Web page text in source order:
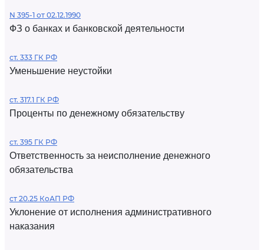
N 395-1 от 02.12.1990
ФЗ о банках и банковской деятельности
ст. 333 ГК РФ
Уменьшение неустойки
ст. 317.1 ГК РФ
Проценты по денежному обязательству
ст. 395 ГК РФ
Ответственность за неисполнение денежного
обязательства
ст 20.25 КоАП РФ
Уклонение от исполнения административного
наказания